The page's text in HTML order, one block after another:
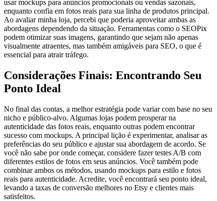
usar mockups para anúncios promocionais ou vendas sazonais,
enquanto confia em fotos reais para sua linha de produtos principal.
Ao avaliar minha loja, percebi que poderia aproveitar ambas as
abordagens dependendo da situação. Ferramentas como o SEOPix
podem otimizar suas imagens, garantindo que sejam não apenas
visualmente atraentes, mas também amigáveis para SEO, o que é
essencial para atrair tráfego.
Considerações Finais: Encontrando Seu
Ponto Ideal
No final das contas, a melhor estratégia pode variar com base no seu
nicho e público-alvo. Algumas lojas podem prosperar na
autenticidade das fotos reais, enquanto outras podem encontrar
sucesso com mockups. A principal lição é experimentar, analisar as
preferências do seu público e ajustar sua abordagem de acordo. Se
você não sabe por onde começar, considere fazer testes A/B com
diferentes estilos de fotos em seus anúncios. Você também pode
combinar ambos os métodos, usando mockups para estilo e fotos
reais para autenticidade. Acredite, você encontrará seu ponto ideal,
levando a taxas de conversão melhores no Etsy e clientes mais
satisfeitos.